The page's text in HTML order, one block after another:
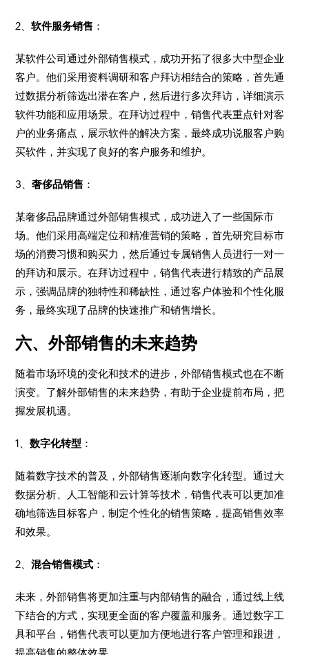
2、软件服务销售 ：
某软件公司通过外部销售模式，成功开拓了很多大中型企业
客户。他们采用资料调研和客户拜访相结合的策略，首先通
过数据分析筛选出潜在客户，然后进行多次拜访，详细演示
软件功能和应用场景。在拜访过程中，销售代表重点针对客
户的业务痛点，展示软件的解决方案，最终成功说服客户购
买软件，并实现了良好的客户服务和维护。
3、奢侈品销售 ：
某奢侈品品牌通过外部销售模式，成功进入了一些国际市
场。他们采用高端定位和精准营销的策略，首先研究目标市
场的消费习惯和购买力，然后通过专属销售人员进行一对一
的拜访和展示。在拜访过程中，销售代表进行精致的产品展
示，强调品牌的独特性和稀缺性，通过客户体验和个性化服
务，最终实现了品牌的快速推广和销售增长。
六、外部销售的未来趋势
随着市场环境的变化和技术的进步，外部销售模式也在不断
演变。了解外部销售的未来趋势，有助于企业提前布局，把
握发展机遇。
1、数字化转型 ：
随着数字技术的普及，外部销售逐渐向数字化转型。通过大
数据分析、人工智能和云计算等技术，销售代表可以更加准
确地筛选目标客户，制定个性化的销售策略，提高销售效率
和效果。
2、混合销售模式 ：
未来，外部销售将更加注重与内部销售的融合，通过线上线
下结合的方式，实现更全面的客户覆盖和服务。通过数字工
具和平台，销售代表可以更加方便地进行客户管理和跟进，
提高销售的整体效果。